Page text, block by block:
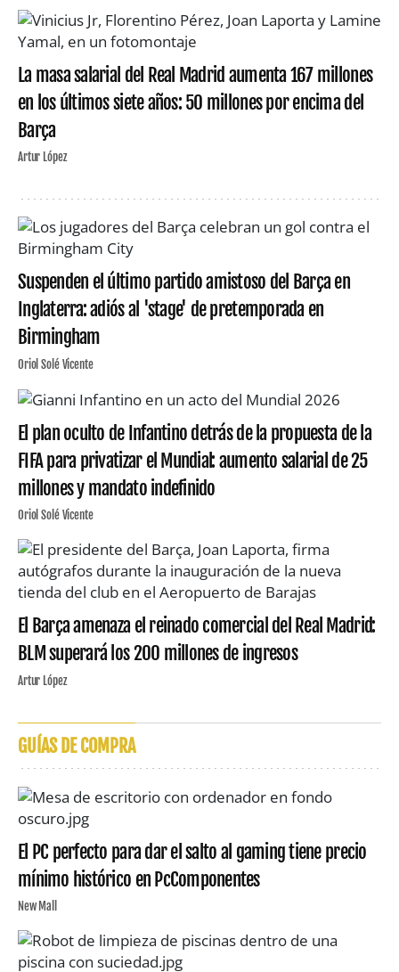
La masa salarial del Real Madrid aumenta 167 millones
en los últimos siete años: 50 millones por encima del
Barça
Artur López
Suspenden el último partido amistoso del Barça en
Inglaterra: adiós al 'stage' de pretemporada en
Birmingham
Oriol Solé Vicente
El plan oculto de Infantino detrás de la propuesta de la
FIFA para privatizar el Mundial: aumento salarial de 25
millones y mandato indefinido
Oriol Solé Vicente
El Barça amenaza el reinado comercial del Real Madrid:
BLM superará los 200 millones de ingresos
Artur López
GUÍAS DE COMPRA
El PC perfecto para dar el salto al gaming tiene precio
mínimo histórico en PcComponentes
New Mall